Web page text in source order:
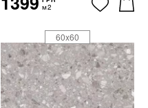
м2
60x60